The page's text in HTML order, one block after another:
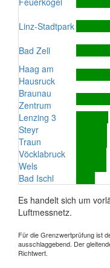
Linz-Stadtpark
Bad Zell
Haag am
Hausruck
Braunau
Zentrum
Lenzing 3
Steyr
Traun
Vöcklabruck
Wels
Bad Ischl
Es handelt sich um
Luftmessnetz.
Für die Grenzwertprüfung ist
ausschlaggebend. Der
Richtwert.